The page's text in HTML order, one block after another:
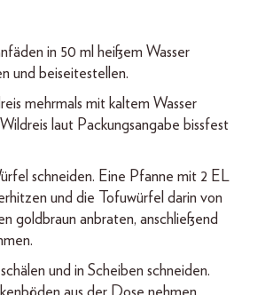
in 50 ml heißem Wasser
und beiseitestellen.
mehrmals mit kaltem Wasser
laut Packungsangabe bissfest
schneiden. Eine Pfanne mit 2 EL
und die Tofuwürfel darin von
goldbraun anbraten, anschließend
und in Scheiben schneiden.